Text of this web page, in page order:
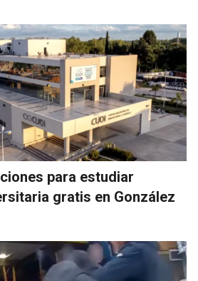
para estudiar
gratis en González